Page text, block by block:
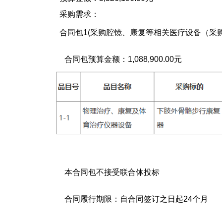
采购需求：
合同包1(采购腔镜、康复等相关医疗设备（采
合同包预算金额： 1,088,900.00元
本合同包不接受联合体投标
合同履行期限： 自合同签订之日起24个月